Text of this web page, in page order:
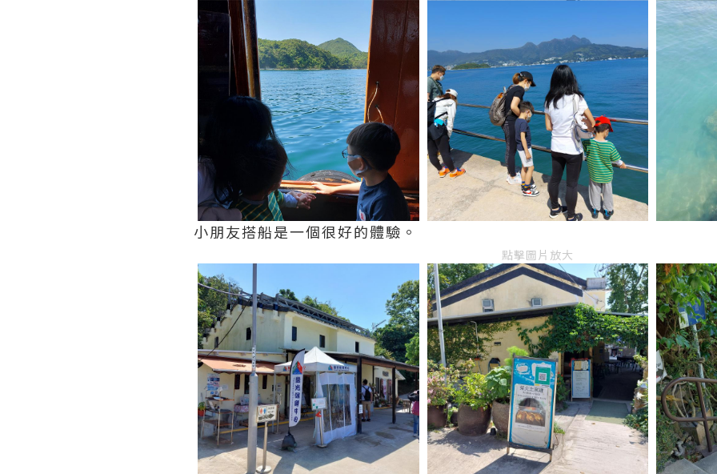
小朋友搭船是一個很好的體驗。
點擊圖片放大